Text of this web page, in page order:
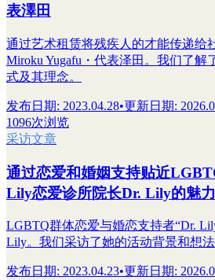
表澤田
通过艺术租赁将残疾人的才能传递给
Miroku Yugafu・代表泽田。我们了解
式及其理念。
发布日期: 2023.04.28•更新日期:
1096次浏览
采访文章
通过恋爱和婚姻支持贴近
Lily恋爱诊所院长Dr. Lily的魅力
LGBTQ群体恋爱与婚恋支持者“Dr.
Lily。我们采访了她的活动背景和想法
发布日期: 2023.04.23•更新日期: